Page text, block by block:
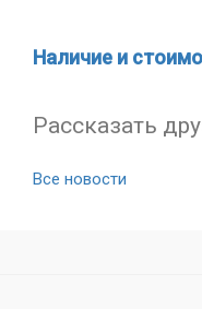
Наличие и
Рассказать
Все новости